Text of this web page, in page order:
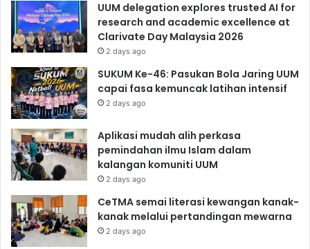
UUM delegation explores trusted AI for
research and academic excellence at
Clarivate Day Malaysia 2026
2 days ago
SUKUM Ke-46: Pasukan Bola Jaring UUM
capai fasa kemuncak latihan intensif
2 days ago
Aplikasi mudah alih perkasa
pemindahan ilmu Islam dalam
kalangan komuniti UUM
2 days ago
CeTMA semai literasi kewangan kanak-
kanak melalui pertandingan mewarna
2 days ago